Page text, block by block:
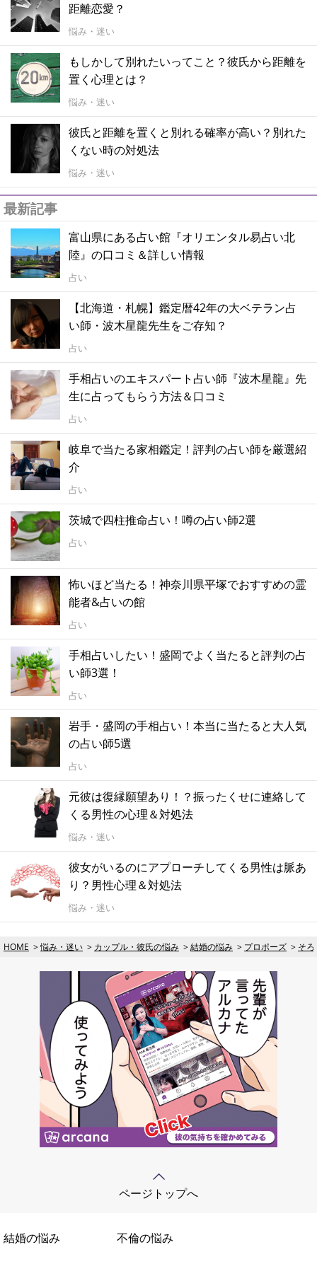
距離恋愛？
悩み・迷い
もしかして別れたいってこと？彼氏から距離を
置く心理とは？
悩み・迷い
彼氏と距離を置くと別れる確率が高い？別れた
くない時の対処法
悩み・迷い
最新記事
富山県にある占い館『オリエンタル易占い北
陸』の口コミ＆詳しい情報
占い
【北海道・札幌】鑑定暦42年の大ベテラン占
い師・波木星龍先生をご存知？
占い
手相占いのエキスパート占い師『波木星龍』先
生に占ってもらう方法＆口コミ
占い
岐阜で当たる家相鑑定！評判の占い師を厳選紹
介
占い
茨城で四柱推命占い！噂の占い師2選
占い
怖いほど当たる！神奈川県平塚でおすすめの霊
能者&占いの館
占い
手相占いしたい！盛岡でよく当たると評判の占
い師3選！
占い
岩手・盛岡の手相占い！本当に当たると大人気
の占い師5選
占い
元彼は復縁願望あり！？振ったくせに連絡して
くる男性の心理＆対処法
悩み・迷い
彼女がいるのにアプローチしてくる男性は脈あ
り？男性心理＆対処法
悩み・迷い
HOME 悩み・迷い カップル・彼氏の悩み 結婚の悩み プロポーズ そ
ページトップへ
結婚の悩み 不倫の悩み